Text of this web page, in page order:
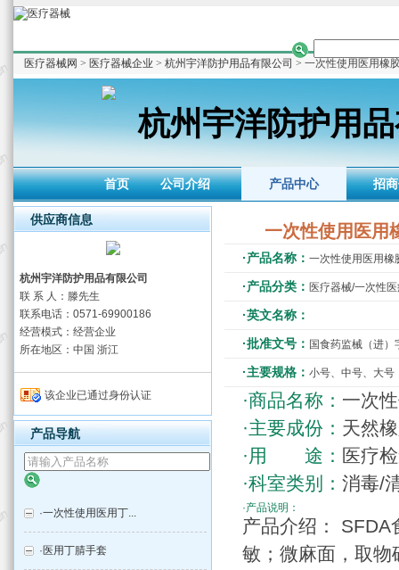
医疗器械网 > 医疗器械企业 > 杭州宇洋防护用品有限公司 > 一次性使用医用橡
杭州宇洋防护用
首页 公司介绍 产品中心 招
一次性使用医用
·产品名称： 一次性使用医用橡
·产品分类： 医疗器械/一次性
·英文名称：
·批准文号： 国食药监械（进）
·主要规格： 小号、中号、大号
·商品名称： 一次
·主要成份： 天然
·用 途： 医疗
·科室类别： 消毒/
·产品说明：
产品介绍： SFDA
敏；微麻面，取
供应商信息
杭州宇洋防护用品有限公司
联 系 人：滕先生
联系电话：0571-69900186
经营模式：经营企业
所在地区：中国 浙江
该企业已通过身份认证
产品导航
·一次性使用医用丁...
· 医用丁腈手套